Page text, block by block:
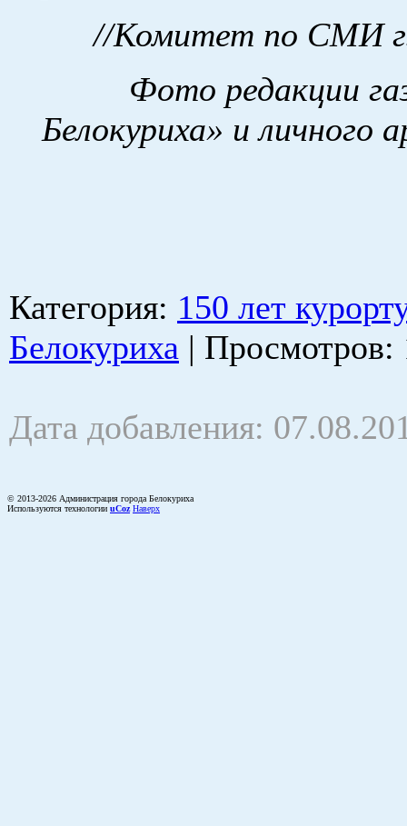
//Комитет по СМИ г.
Фото редакции
Белокуриха» и личного
Категория: 150 лет
Белокуриха | Просмотров:
Дата добавления:
© 2013-2026 Администрация города Белокуриха
Используются технологии uCoz Наверх